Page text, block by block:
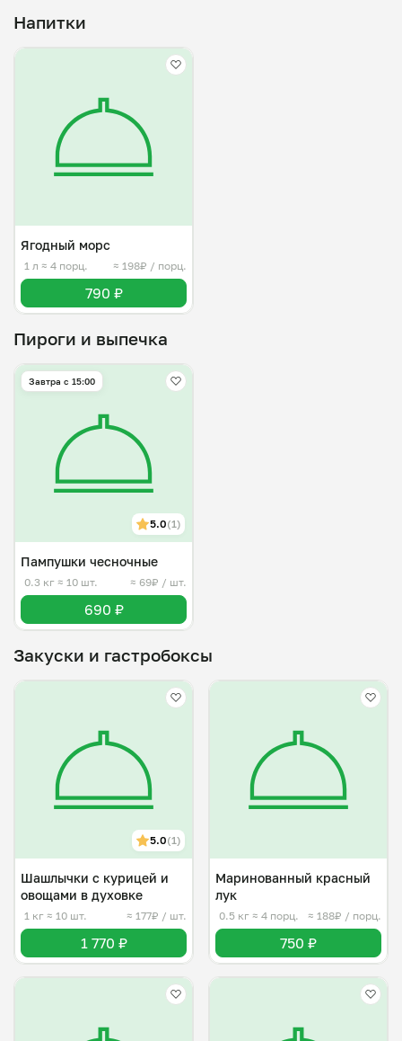
Напитки
Ягодный морс
1 л ≈ 4 порц. ≈ 198₽ / порц.
790 ₽
Пироги и выпечка
Завтра c 15:00
5.0(1)
Пампушки чесночные
0.3 кг ≈ 10 шт. ≈ 69₽ / шт.
690 ₽
Закуски и гастробоксы
5.0(1)
Шашлычки с курицей и
овощами в духовке
1 кг ≈ 10 шт. ≈ 177₽ / шт.
1 770 ₽
Маринованный красный
лук
0.5 кг ≈ 4 порц. ≈ 188₽ / порц.
750 ₽